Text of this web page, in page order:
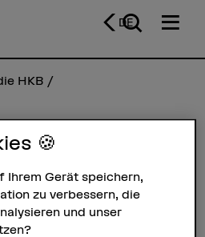
DE
HKB
🍪
Ihrem Gerät speichern,
zu verbessern, die
und unser